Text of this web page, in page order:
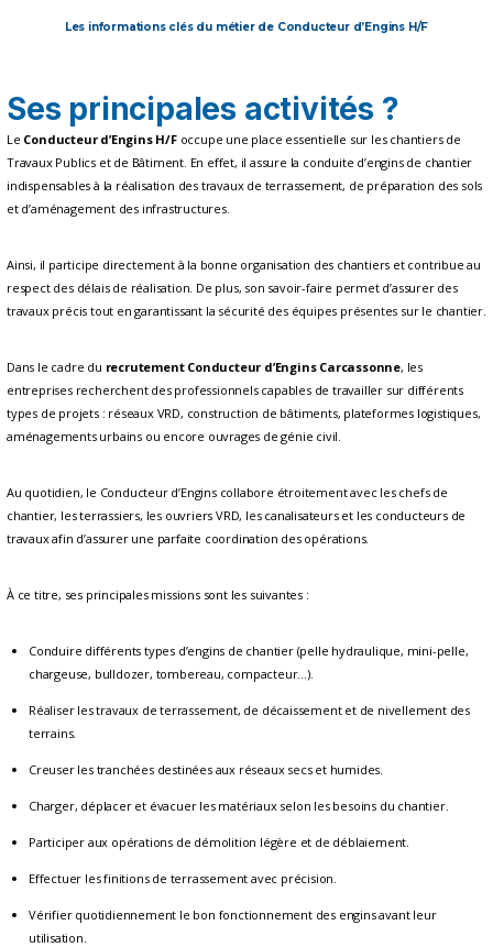
Les informations clés du métier de Conducteur d’Engins H/F
Ses principales activités ?
Le Conducteur d’Engins H/Foccupe une place essentielle sur les chantiers de
Travaux Publics et de Bâtiment. En effet, il assure la conduite d’engins de chantier
indispensables à la réalisation des travaux de terrassement, de préparation des sols
et d’aménagement des infrastructures.
Ainsi, il participe directement à la bonne organisation des chantiers et contribue au
respect des délais de réalisation. De plus, son savoir-faire permet d’assurer des
travaux précis tout en garantissant la sécurité des équipes présentes sur le chantier.
Dans le cadre du recrutement Conducteur d’Engins Carcassonne, les
entreprises recherchent des professionnels capables de travailler sur différents
types de projets : réseaux VRD, construction de bâtiments, plateformes logistiques,
aménagements urbains ou encore ouvrages de génie civil.
Au quotidien, le Conducteur d’Engins collabore étroitement avec les chefs de
chantier, les terrassiers, les ouvriers VRD, les canalisateurs et les conducteurs de
travaux afin d’assurer une parfaite coordination des opérations.
À ce titre, ses principales missions sont les suivantes :
Conduire différents types d’engins de chantier (pelle hydraulique, mini-pelle,
chargeuse, bulldozer, tombereau, compacteur…).
Réaliser les travaux de terrassement, de décaissement et de nivellement des
terrains.
Creuser les tranchées destinées aux réseaux secs et humides.
Charger, déplacer et évacuer les matériaux selon les besoins du chantier.
Participer aux opérations de démolition légère et de déblaiement.
Effectuer les finitions de terrassement avec précision.
Vérifier quotidiennement le bon fonctionnement des engins avant leur
utilisation.